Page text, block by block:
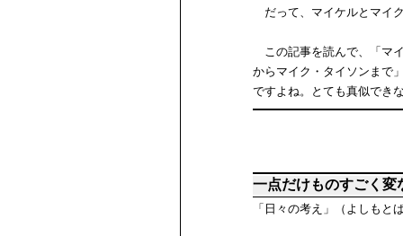
だって、マイケルとマイ
この記事を読んで、「マ
からマイク・タイソンまで
ですよね。とても真似でき
一点だけものすごく変
「日々の考え」（よしもと